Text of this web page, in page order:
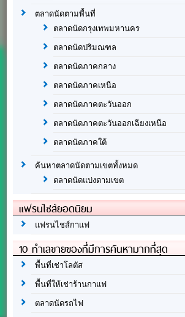
ตลาดนัดตามพื้นที่
ตลาดนัดกรุงเทพมหานคร
ตลาดนัดปริมณฑล
ตลาดนัดภาคกลาง
ตลาดนัดภาคเหนือ
ตลาดนัดภาคตะวันออก
ตลาดนัดภาคตะวันออกเฉียงเหนือ
ตลาดนัดภาคใต้
ค้นหาตลาดนัดตามเขตทั้งหมด
ตลาดนัดแบ่งตามเขต
แฟรนไชส์ยอดนิยม
แฟรนไชส์กาแฟ
10 ทำเลขายของที่มีการค้นหามากที่สุด
พื้นที่เช่าโลตัส
พื้นที่ให้เช่าร้านกาแฟ
ตลาดนัดรถไฟ